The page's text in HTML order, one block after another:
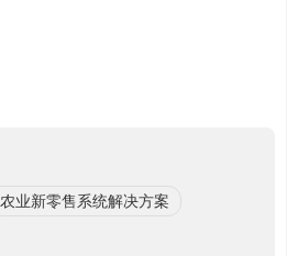
农业新零售系统解决方案